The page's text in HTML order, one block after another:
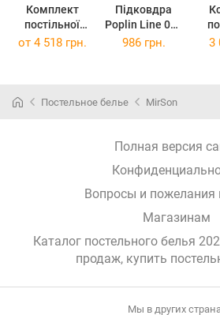
Комплект
постільної
білизни Poplin
Підковдра
Poplin Line 002
Milky White
от 4 518 грн. 986 грн. 3
Постельное белье MirSon
Полная версия
Вопросы и пожелания
Магазинам
Каталог постельного белья
продаж, купить
Мы в других